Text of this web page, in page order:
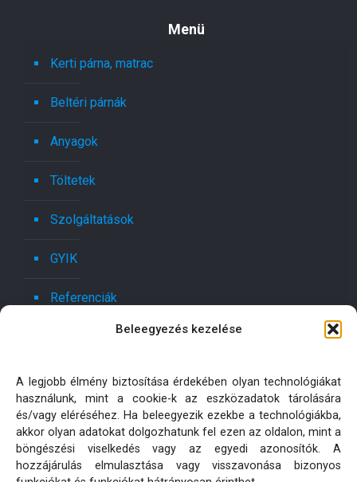
Beleegyezés kezelése
A legjobb élmény biztosítása érdekében olyan technológiákat
használunk, mint a cookie-k az eszközadatok tárolására
és/vagy eléréséhez. Ha beleegyezik ezekbe a technológiákba,
akkor olyan adatokat dolgozhatunk fel ezen az oldalon, mint a
böngészési viselkedés vagy az egyedi azonosítók. A
hozzájárulás elmulasztása vagy visszavonása bizonyos
Menü
Kerti párna, matrac
Beltéri párnák
Anyagok
Töltetek
Szolgáltatások
GYIK
Referenciák
Ajánlatot kérek!
Oldaltérkép
Adatkezelési tájékoztatók